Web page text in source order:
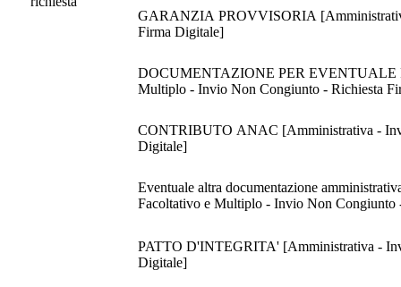
GARANZIA PROVVISORIA
Firma Digitale]
DOCUMENTAZIONE PER EVENTUALE
Multiplo - Invio Non Congiunto - Richiesta
CONTRIBUTO ANAC [Amministrativa -
Digitale]
Eventuale altra documentazione
Facoltativo e Multiplo - Invio Non Congiunto
PATTO D'INTEGRITA' [Amministrativa -
Digitale]